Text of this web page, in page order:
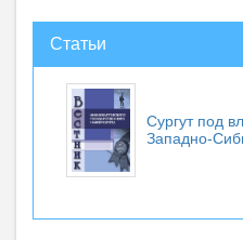
Статьи
Сургут под
Западно-